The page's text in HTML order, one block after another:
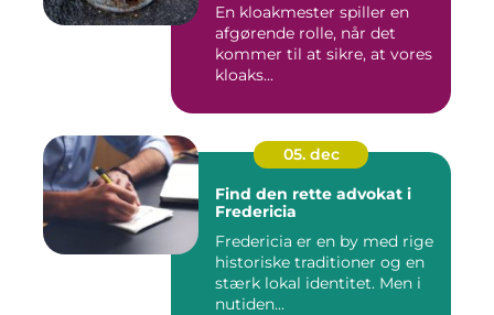
En kloakmester spiller en
afgørende rolle, når det
kommer til at sikre, at vores
kloaks...
05. dec
Find den rette advokat i
Fredericia
Fredericia er en by med rige
historiske traditioner og en
stærk lokal identitet. Men i
nutiden...